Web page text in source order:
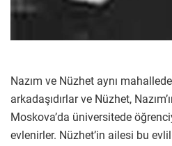
Nazım ve Nüzhet aynı
arkadaşıdırlar ve Nüzhet,
Moskova’da üniversitede
evlenirler. Nüzhet’in ailesi bu